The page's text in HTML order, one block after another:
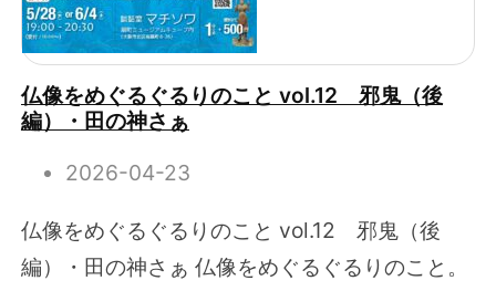
仏像をめぐるぐるりのこと vol.12 邪鬼（後
編）・田の神さぁ
2026-04-23
仏像をめぐるぐるりのこと vol.12 邪鬼（後
編）・田の神さぁ 仏像をめぐるぐるりのこと。